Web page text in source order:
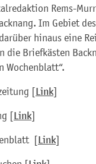
Rems-
Im Gebiet
hinaus eine
die Briefkästen
Wochenblatt“.
[Link]
[Link]
[Link]